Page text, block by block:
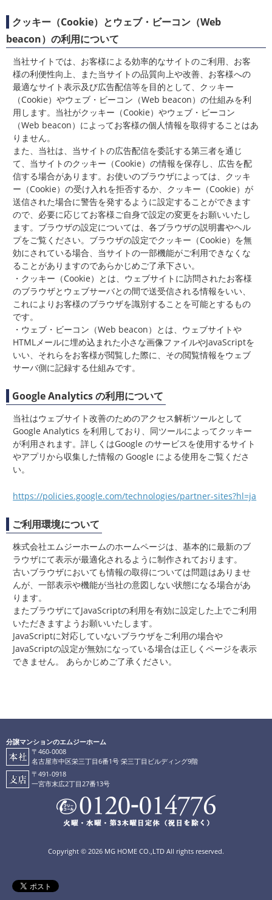
クッキー（Cookie）とウェブ・ビーコン（Web
beacon）の利用について
当社サイトでは、お客様による効率的なサイトのご利用、お客
様の利便性向上、また当サイトの品質向上や改善、お客様への
最適なサイト表示及び広告配信等を目的として、クッキー
（Cookie）やウェブ・ビーコン（Web beacon）の仕組みを利
用します。当社がクッキー（Cookie）やウェブ・ビーコン
（Web beacon）によってお客様の個人情報を取得することはあ
りません。
また、当社は、当サイトの広告配信を委託する第三者を通じ
て、当サイトのクッキー（Cookie）の情報を保存し、広告を配
信する場合があります。お使いのブラウザによっては、クッキ
ー（Cookie）の受け入れを拒否するか、クッキー（Cookie）が
送信された場合に警告を発するように設定することができます
ので、必要に応じてお客様ご自身で設定の変更をお願いいたし
ます。ブラウザの設定については、各ブラウザの説明書やヘル
プをご覧ください。ブラウザの設定でクッキー（Cookie）を無
効にされている場合、当サイトの一部機能がご利用できなくな
ることがありますのであらかじめご了承下さい。
・クッキー（Cookie）とは、ウェブサイトに訪問されたお客様
のブラウザとウェブサーバとの間で送受信される情報をいい、
これによりお客様のブラウザを識別することを可能とするもの
です。
・ウェブ・ビーコン（Web beacon）とは、ウェブサイトや
HTMLメールに埋め込まれた小さな画像ファイルやJavaScriptを
いい、それらをお客様が閲覧した際に、その閲覧情報をウェブ
サーバ側に記録する仕組みです。
Google Analytics の利用について
当社はウェブサイト改善のためのアクセス解析ツールとして
Google Analytics を利用しており、同ツールによってクッキー
が利用されます。詳しくはGoogle のサービスを使用するサイト
やアプリから収集した情報の Google による使用をご覧くださ
い。
https://policies.google.com/technologies/partner-sites?hl=ja
ご利用環境について
株式会社エムジーホームのホームページは、基本的に最新のブ
ラウザにて表示が最適化されるように制作されております。
古いブラウザにおいても情報の取得については問題はありませ
んが、一部表示や機能が当社の意図しない状態になる場合があ
ります。
またブラウザにてJavaScriptの利用を有効に設定した上でご利用
いただきますようお願いいたします。
JavaScriptに対応していないブラウザをご利用の場合や
JavaScriptの設定が無効になっている場合は正しくページを表示
できません。 あらかじめご了承ください。
分譲マンションのエムジーホーム
〒460-0008
名古屋市中区栄三丁目6番1号 栄三丁目ビルディング9階
〒491-0918
一宮市末広2丁目27番13号
Copyright © 2026 MG HOME CO.,LTD All rights reserved.